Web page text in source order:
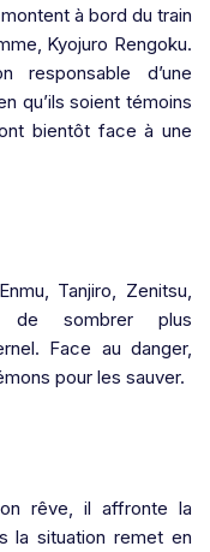
à bord du train
Kyojuro Rengoku.
responsable d’une
qu’ils soient témoins
bientôt face à une
Tanjiro, Zenitsu,
de sombrer plus
Face au danger,
pour les sauver.
rêve, il affronte la
la situation remet en